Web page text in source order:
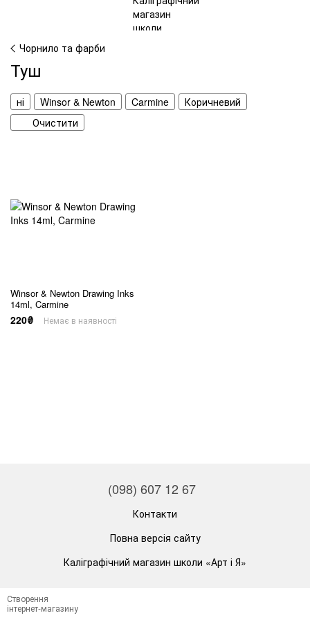
Чорнило та фарби
Туш
ні Winsor & Newton Carmine
Коричневий
Очистити
Winsor & Newton Drawing Inks
14ml, Carmine
220₴ Немає в наявності
(098) 607 12 67
Контакти
Повна версія сайту
Каліграфічний магазин школи «Арт і Я»
Створення
інтернет-магазину